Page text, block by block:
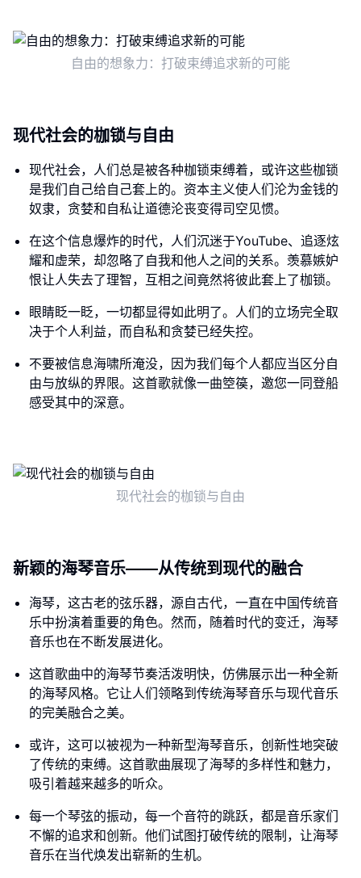
自由的想象力：打破束缚追求新的可能
现代社会的枷锁与自由
现代社会，人们总是被各种枷锁束缚着，或许这些枷锁
是我们自己给自己套上的。资本主义使人们沦为金钱的
奴隶，贪婪和自私让道德沦丧变得司空见惯。
在这个信息爆炸的时代，人们沉迷于YouTube、追逐炫
耀和虚荣，却忽略了自我和他人之间的关系。羡慕嫉妒
恨让人失去了理智，互相之间竟然将彼此套上了枷锁。
眼睛眨一眨，一切都显得如此明了。人们的立场完全取
决于个人利益，而自私和贪婪已经失控。
不要被信息海啸所淹没，因为我们每个人都应当区分自
由与放纵的界限。这首歌就像一曲箜篌，邀您一同登船
感受其中的深意。
现代社会的枷锁与自由
新颖的海琴音乐——从传统到现代的融合
海琴，这古老的弦乐器，源自古代，一直在中国传统音
乐中扮演着重要的角色。然而，随着时代的变迁，海琴
音乐也在不断发展进化。
这首歌曲中的海琴节奏活泼明快，仿佛展示出一种全新
的海琴风格。它让人们领略到传统海琴音乐与现代音乐
的完美融合之美。
或许，这可以被视为一种新型海琴音乐，创新性地突破
了传统的束缚。这首歌曲展现了海琴的多样性和魅力，
吸引着越来越多的听众。
每一个琴弦的振动，每一个音符的跳跃，都是音乐家们
不懈的追求和创新。他们试图打破传统的限制，让海琴
音乐在当代焕发出崭新的生机。